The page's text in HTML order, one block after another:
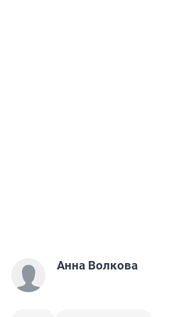
Анна Волкова